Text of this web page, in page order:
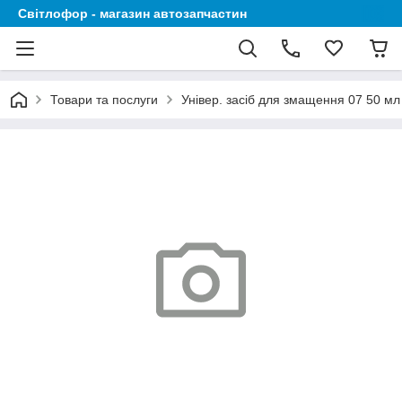
Світлофор - магазин автозапчастин
Товари та послуги Універ. засіб для змащення 07 50